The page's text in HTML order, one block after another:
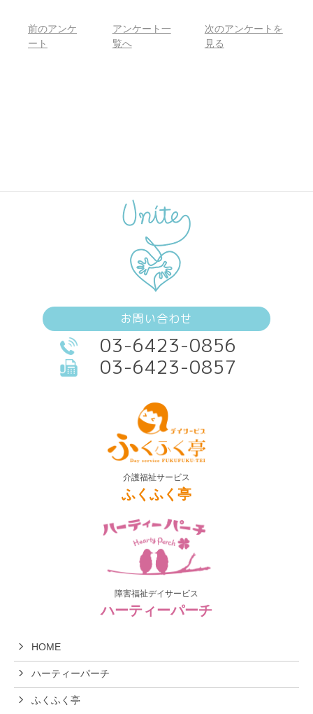
前のアンケ
ート
アンケート一
覧へ
次のアンケートを
見る
お問い合わせ
03-6423-0856
03-6423-0857
介護福祉サービス
ふくふく亭
障害福祉デイサービス
ハーティーパーチ
HOME
ハーティーパーチ
ふくふく亭